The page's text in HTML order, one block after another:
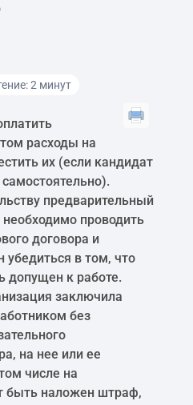
2 минут
расходы на
их (если кандидат
предварительный
проводить
договора и
убедиться в том, что
допущен к работе.
заключила
без
на нее или ее
числе на
быть наложен штраф,